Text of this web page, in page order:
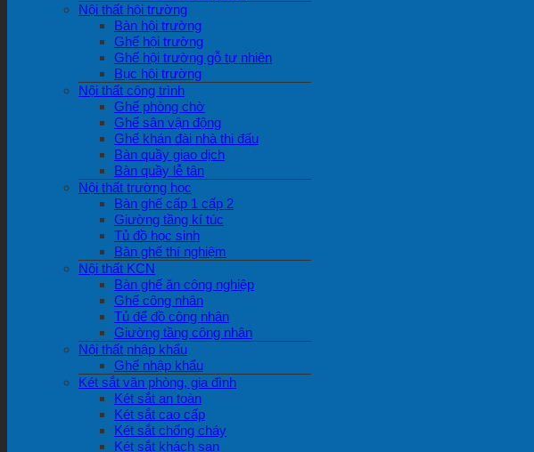
Nội thất hội trường
Bàn hội trường
Ghế hội trường
Ghế hội trường gỗ tự nhiên
Bục hội trường
Nội thất công trình
Ghế phòng chờ
Ghế sân vận động
Ghế khán đài nhà thi đấu
Bàn quầy giao dịch
Bàn quầy lễ tân
Nội thất trường học
Bàn ghế cấp 1 cấp 2
Giường tầng kí túc
Tủ đồ học sinh
Bàn ghế thí nghiệm
Nội thất KCN
Bàn ghế ăn công nghiệp
Ghế công nhân
Tủ để đồ công nhân
Giường tầng công nhân
Nội thất nhập khẩu
Ghế nhập khẩu
Két sắt văn phòng, gia đình
Két sắt an toàn
Két sắt cao cấp
Két sắt chống cháy
Két sắt khách sạn